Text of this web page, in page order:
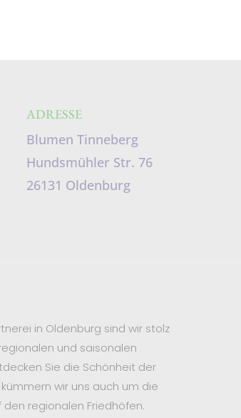
ADRESSE
Blumen Tinneberg
Hundsmühler Str. 76
26131 Oldenburg
in Oldenburg sind wir stolz
und saisonalen
Sie die Schönheit der
wir uns auch um die
regionalen Friedhöfen.